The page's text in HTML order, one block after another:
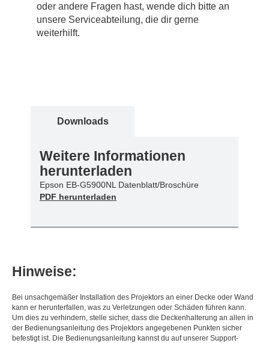
oder andere Fragen hast, wende dich bitte an
unsere Serviceabteilung, die dir gerne
weiterhilft.
Downloads
Weitere Informationen
herunterladen
Epson EB-G5900NL Datenblatt/Broschüre
PDF herunterladen
Hinweise:
Bei unsachgemäßer Installation des Projektors an einer Decke oder Wand
kann er herunterfallen, was zu Verletzungen oder Schäden führen kann.
Um dies zu verhindern, stelle sicher, dass die Deckenhalterung an allen in
der Bedienungsanleitung des Projektors angegebenen Punkten sicher
befestigt ist. Die Bedienungsanleitung kannst du auf unserer Support-